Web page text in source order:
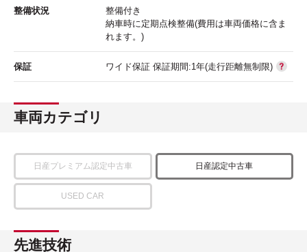
整備状況
整備付き
納車時に定期点検整備(費用は車両価格に含ま
れます。)
保証 ワイド保証 保証期間:1年(走行距離無制限)
車両カテゴリ
日産プレミアム認定中古車 日産認定中古車
USED CAR
先進技術